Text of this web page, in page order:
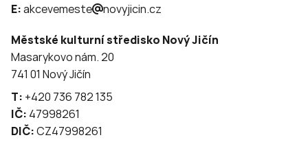
E:akcevemeste novyjicin.cz
Městské kulturní středisko Nový Jičín
Masarykovo nám. 20
741 01 Nový Jičín
T: +420 736 782 135
IČ: 47998261
DIČ:CZ47998261